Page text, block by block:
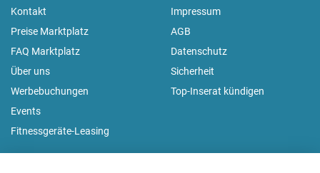
Kontakt
Preise Marktplatz
FAQ Marktplatz
Über uns
Werbebuchungen
Events
Fitnessgeräte-Leasing
Impressum
AGB
Datenschutz
Sicherheit
Top-Inserat kündigen